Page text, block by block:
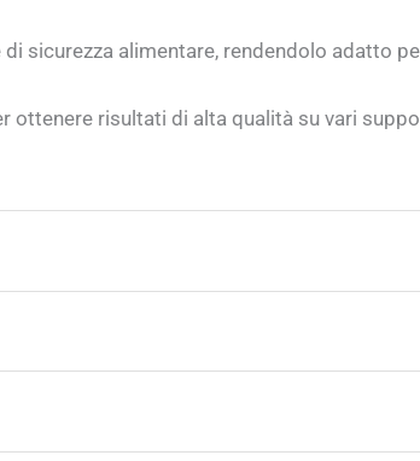
sicurezza alimentare, rendendolo adatto
ottenere risultati di alta qualità su vari
si colloca tra
brillante e durevole. Assicurati di
finale. Seguendo queste indicazioni,